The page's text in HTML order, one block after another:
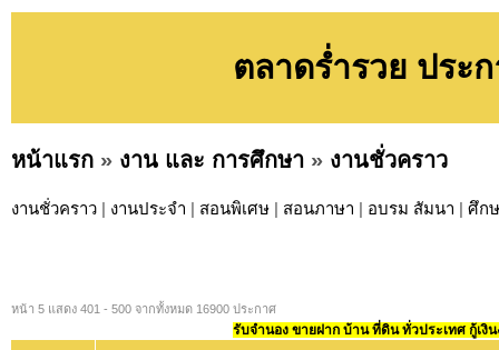
ตลาดร่ำรวย ประ
หน้าแรก » งาน และ การศึกษา » งานชั่วคราว
งานชั่วคราว | งานประจำ | สอนพิเศษ | สอนภาษา | อบรม สัมนา | ศึก
หน้า 5 แสดง 401 - 500 จากทั้งหมด 16900 ประกาศ
รับจำนอง ขายฝาก บ้าน ที่ดิน ทั่วประเทศ กู้เงิ